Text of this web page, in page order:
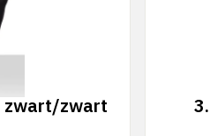
zwart/zwart 3.